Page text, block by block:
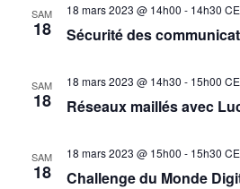
SAM
18
18 mars 2023 @ 14h00 - 14h30
Sécurité des
SAM
18
18 mars 2023 @ 14h30 - 15h00
Réseaux maillés avec
SAM
18
18 mars 2023 @ 15h00 - 15h30
Challenge du Monde